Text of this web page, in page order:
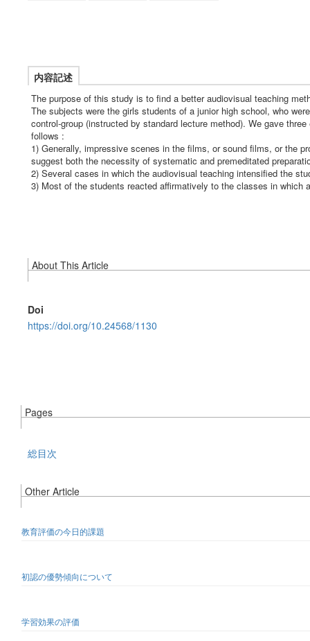
内容記述
The purpose of this study is to find a better audiovisual teaching
The subjects were the girls students of a junior high school, who
control-group (instructed by standard lecture method). We gave
follows :
1) Generally, impressive scenes in the films, or sound films, or the
suggest both the necessity of systematic and premeditated
2) Several cases in which the audiovisual teaching intensified the
3) Most of the students reacted affirmatively to the classes in which
About This Article
Doi
https://doi.org/10.24568/1130
Pages
総目次
Other Article
教育評価の今日的課題
初認の優勢傾向について
学習効果の評価